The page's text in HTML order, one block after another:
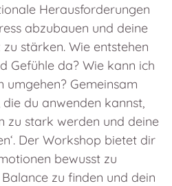
Herausforderungen
abzubauen und deine
stärken. Wie entstehen
Gefühle da? Wie kann ich
umgehen? Gemeinsam
du anwenden kannst,
zu stark werden und deine
Der Workshop bietet dir
bewusst zu
zu finden und dein